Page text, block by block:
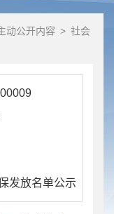
动公开内容 > 社会
发放名单公示